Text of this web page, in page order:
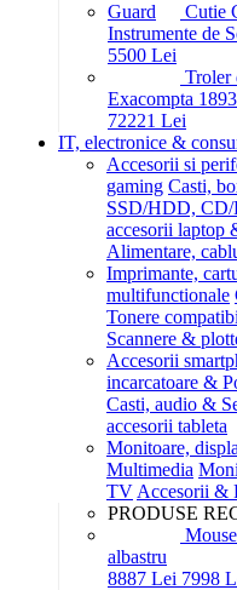
Cutie
Instrumente de
5500 Lei
Troler
Exacompta
72221 Lei
IT, electronice &
Accesorii si
gaming Casti,
SSD/HDD,
accesorii laptop
Alimentare,
Imprimante,
multifunctionale
Tonere
Scannere &
Accesorii
incarcatoare &
Casti, audio &
accesorii tableta
Monitoare,
Multimedia
TV Accesorii &
PRODUSE
albastru
8887 Lei 7998